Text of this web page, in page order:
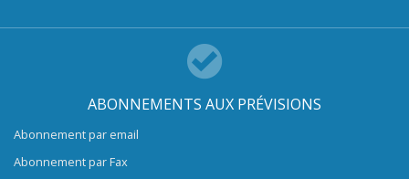
ABONNEMENTS AUX PRÉVISIONS
Abonnement par email
Abonnement par Fax